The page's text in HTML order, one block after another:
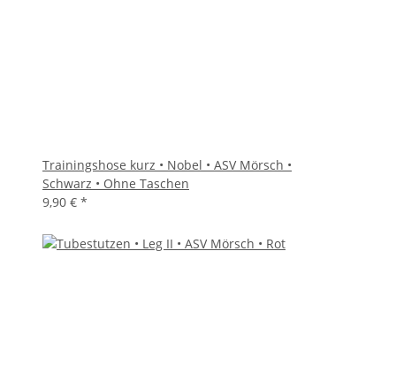
Trainingshose kurz • Nobel • ASV Mörsch •
Schwarz • Ohne Taschen
9,90 € *